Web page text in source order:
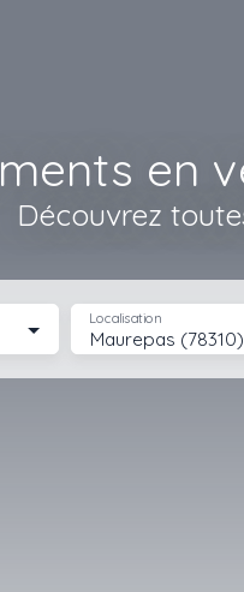
en
Découvrez
Maurepas (78310)
Localisation